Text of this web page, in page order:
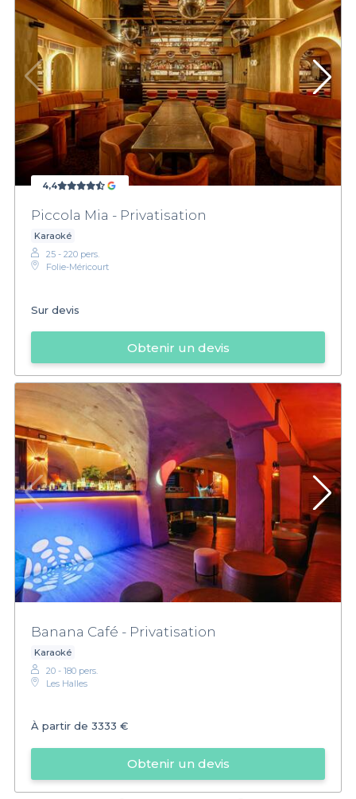
4,4
Piccola Mia - Privatisation
Karaoké
25 - 220 pers.
Folie-Méricourt
Sur devis
Obtenir un devis
Banana Café - Privatisation
Karaoké
20 - 180 pers.
Les Halles
À partir de 3333 €
Obtenir un devis